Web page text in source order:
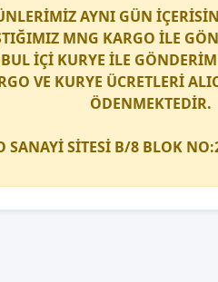
AYNI GÜN
MNG KARGO İLE
İÇİ KURYE İLE
VE KURYE ÜCRETLERİ
ÖDENMEKTEDİR.
SANAYİ SİTESİ B/8 BLOK